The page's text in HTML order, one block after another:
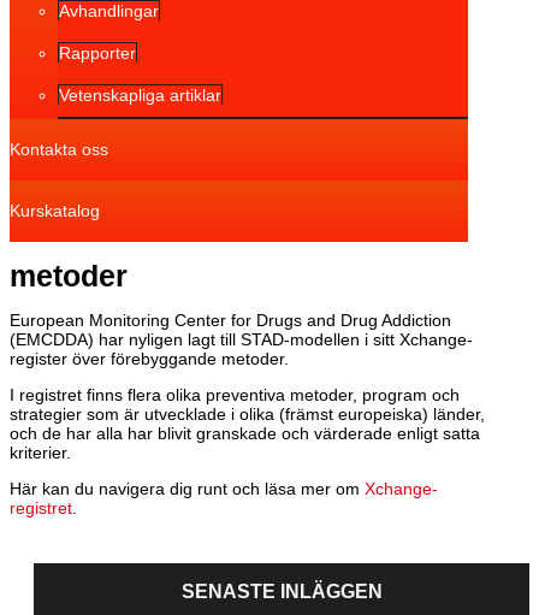
Avhandlingar
Rapporter
Vetenskapliga artiklar
Kontakta oss
Kurskatalog
metoder
European Monitoring Center for Drugs and Drug Addiction
(EMCDDA) har nyligen lagt till STAD-modellen i sitt Xchange-
register över förebyggande metoder.
I registret finns flera olika preventiva metoder, program och
strategier som är utvecklade i olika (främst europeiska) länder,
och de har alla har blivit granskade och värderade enligt satta
kriterier.
Här kan du navigera dig runt och läsa mer om Xchange-
registret.
SENASTE INLÄGGEN